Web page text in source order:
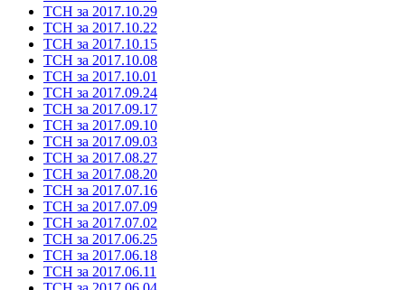
ТСН за 2017.10.29
ТСН за 2017.10.22
ТСН за 2017.10.15
ТСН за 2017.10.08
ТСН за 2017.10.01
ТСН за 2017.09.24
ТСН за 2017.09.17
ТСН за 2017.09.10
ТСН за 2017.09.03
ТСН за 2017.08.27
ТСН за 2017.08.20
ТСН за 2017.07.16
ТСН за 2017.07.09
ТСН за 2017.07.02
ТСН за 2017.06.25
ТСН за 2017.06.18
ТСН за 2017.06.11